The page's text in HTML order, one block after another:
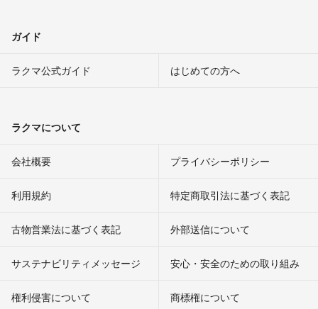
ガイド
ラクマ公式ガイド はじめての方へ
ラクマについて
会社概要 プライバシーポリシー
利用規約 特定商取引法に基づく表記
古物営業法に基づく表記 外部送信について
サステナビリティメッセージ 安心・安全のための取り組み
権利侵害について
商標権について